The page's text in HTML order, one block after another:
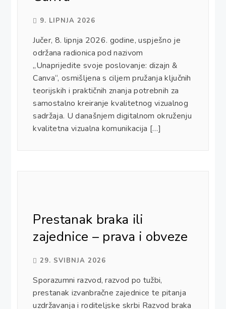
9. LIPNJA 2026
Jučer, 8. lipnja 2026. godine, uspješno je
održana radionica pod nazivom
„Unaprijedite svoje poslovanje: dizajn &
Canva“, osmišljena s ciljem pružanja ključnih
teorijskih i praktičnih znanja potrebnih za
samostalno kreiranje kvalitetnog vizualnog
sadržaja. U današnjem digitalnom okruženju
kvalitetna vizualna komunikacija […]
Prestanak braka ili
zajednice – prava i obveze
29. SVIBNJA 2026
Sporazumni razvod, razvod po tužbi,
prestanak izvanbračne zajednice te pitanja
uzdržavanja i roditeljske skrbi Razvod braka